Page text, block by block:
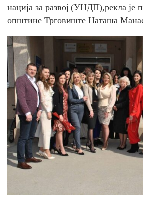
нација за развој (УНДП),рекла је
општине Трговиште Наташа